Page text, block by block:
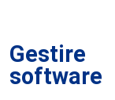
software